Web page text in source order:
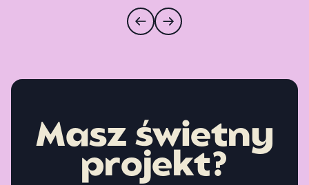
Masz świetny
projekt?